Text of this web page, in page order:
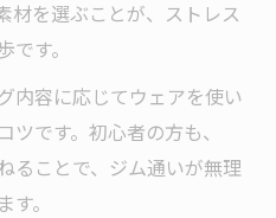
材を選ぶことが、ストレス
す。
内容に応じてウェアを使い
です。初心者の方も、
ることで、ジム通いが無理
。